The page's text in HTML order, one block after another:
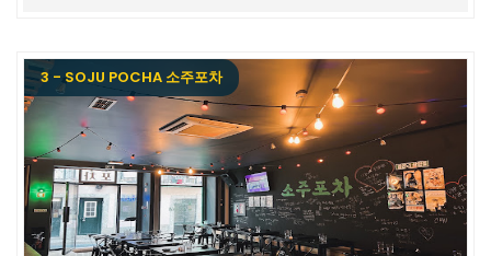
3 - SOJU POCHA 소주포차